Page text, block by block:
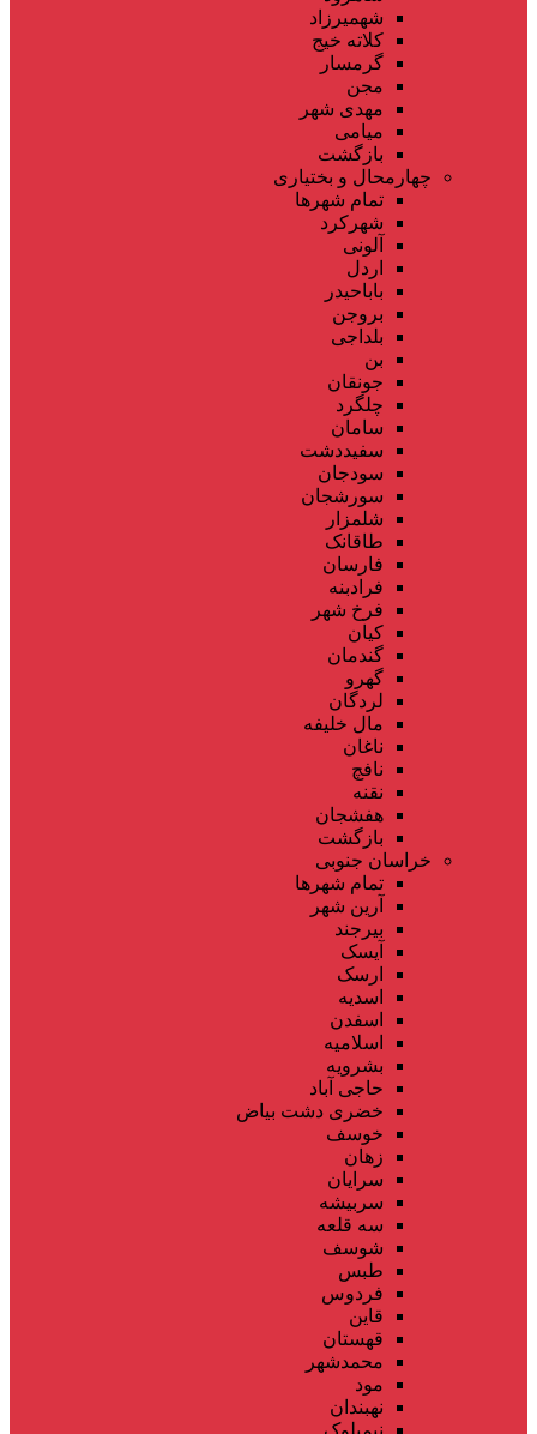
شهمیرزاد
کلاته خیج
گرمسار
مجن
مهدی شهر
میامی
بازگشت
چهارمحال و بختیاری
تمام شهر‌ها
شهرکرد
آلونی
اردل
باباحیدر
بروجن
بلداجی
بن
جونقان
چلگرد
سامان
سفیددشت
سودجان
سورشجان
شلمزار
طاقانک
فارسان
فرادبنه
فرخ شهر
کیان
گندمان
گهرو
لردگان
مال خلیفه
ناغان
نافچ
نقنه
هفشجان
بازگشت
خراسان جنوبی
تمام شهر‌ها
آرین شهر
بیرجند
آیسک
ارسک
اسدیه
اسفدن
اسلامیه
بشرویه
حاجی آباد
خضری دشت بیاض
خوسف
زهان
سرایان
سربیشه
سه قلعه
شوسف
طبس
فردوس
قاین
قهستان
محمدشهر
مود
نهبندان
نیمبلوک